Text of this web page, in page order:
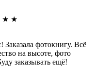
★ ★
фотокнигу. Всё
на высоте, фото
заказывать ещё!